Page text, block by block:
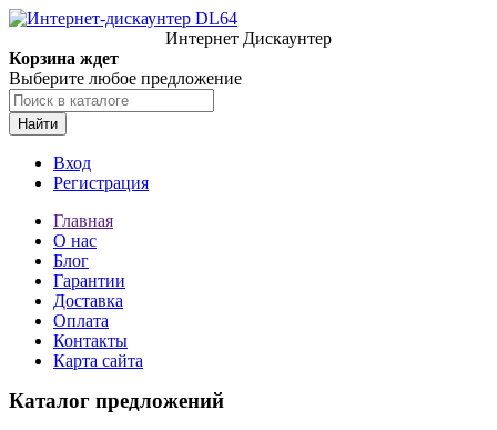
Интернет Дискаунтер
Корзина ждет
Выберите любое предложение
Найти
Вход
Регистрация
Главная
О нас
Блог
Гарантии
Доставка
Оплата
Контакты
Карта сайта
Каталог предложений